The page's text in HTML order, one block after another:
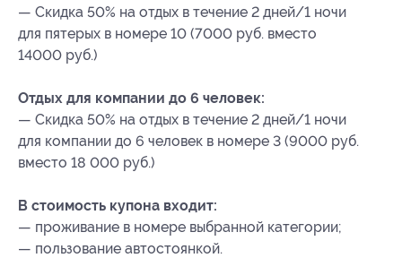
— Скидка 50% на отдых в течение 2 дней/1 ночи
для пятерых в номере 10 (7000 руб. вместо
14000 руб.)
Отдых для компании до 6 человек:
— Скидка 50% на отдых в течение 2 дней/1 ночи
для компании до 6 человек в номере 3 (9000 руб.
вместо 18 000 руб.)
В стоимость купона входит:
— проживание в номере выбранной категории;
— пользование автостоянкой.